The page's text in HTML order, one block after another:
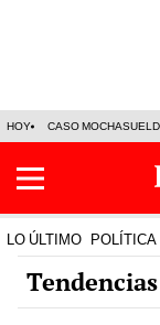
HOY CASO
LO ÚLTIMO POLÍTICA
Tendencias